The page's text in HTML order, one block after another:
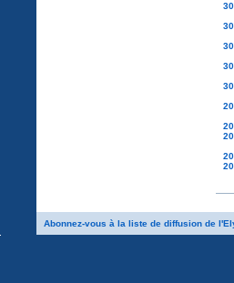
Abonnez-vous à la liste de diffusion de